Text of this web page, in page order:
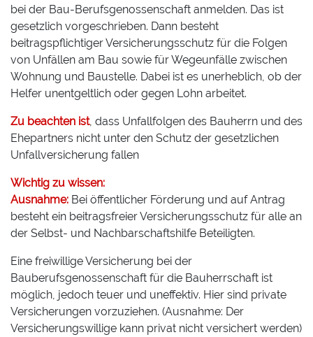
bei der Bau-Berufsgenossenschaft anmelden. Das ist
gesetzlich vorgeschrieben. Dann besteht
beitragspflichtiger Versicherungsschutz für die Folgen
von Unfällen am Bau sowie für Wegeunfälle zwischen
Wohnung und Baustelle. Dabei ist es unerheblich, ob der
Helfer unentgeltlich oder gegen Lohn arbeitet.
Zu beachten ist, dass Unfallfolgen des Bauherrn und des
Ehepartners nicht unter den Schutz der gesetzlichen
Unfallversicherung fallen
Wichtig zu wissen:
Ausnahme: Bei öffentlicher Förderung und auf Antrag
besteht ein beitragsfreier Versicherungsschutz für alle an
der Selbst- und Nachbarschaftshilfe Beteiligten.
Eine freiwillige Versicherung bei der
Bauberufsgenossenschaft für die Bauherrschaft ist
möglich, jedoch teuer und uneffektiv. Hier sind private
Versicherungen vorzuziehen. (Ausnahme: Der
Versicherungswillige kann privat nicht versichert werden)